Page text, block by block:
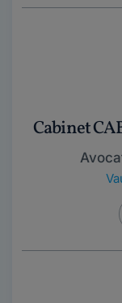
Cabinet